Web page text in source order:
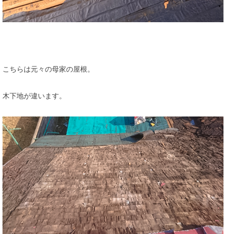
こちらは元々の母家の屋根。
木下地が違います。